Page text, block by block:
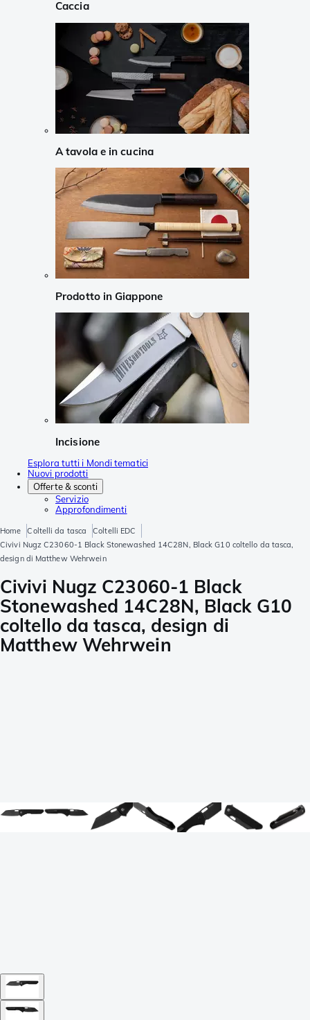
Caccia
A tavola e in cucina
Prodotto in Giappone
Incisione
Esplora tutti i Mondi tematici
Nuovi prodotti
Offerte & sconti
Servizio
Approfondimenti
Home Coltelli da tasca
Coltelli EDC
Civivi Nugz C23060-1 Black Stonewashed 14C28N, Black G10 coltello da tasca,
design di Matthew Wehrwein
Civivi Nugz C23060-1 Black
Stonewashed 14C28N, Black G10
coltello da tasca, design di
Matthew Wehrwein